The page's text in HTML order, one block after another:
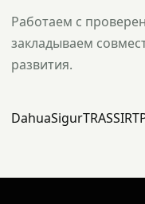
Работаем с
закладываем
развития.
DahuaSigurTRASSIR